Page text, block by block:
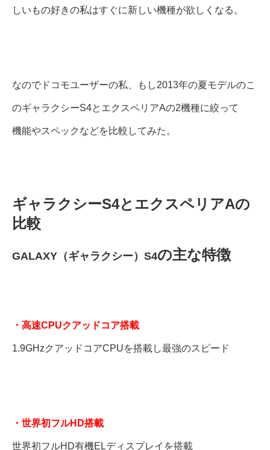
しいもの好きの私はすぐに新しい機種が欲しくなる。
なのでドコモユーザーの私、もし2013年の夏モデルのこ
のギャラクシーS4とエクスペリアAの2機種に絞って
機能やスペックなどを比較してみた。
ギャラクシーS4とエクスペリアAの
比較
GALAXY（ギャラクシー）S4の主な特徴
・高速CPUクアッドコア搭載
1.9GHzクアッドコアCPUを搭載し最強のスピード
・世界初フルHD搭載
世界初フルHD有機ELディスプレイを搭載